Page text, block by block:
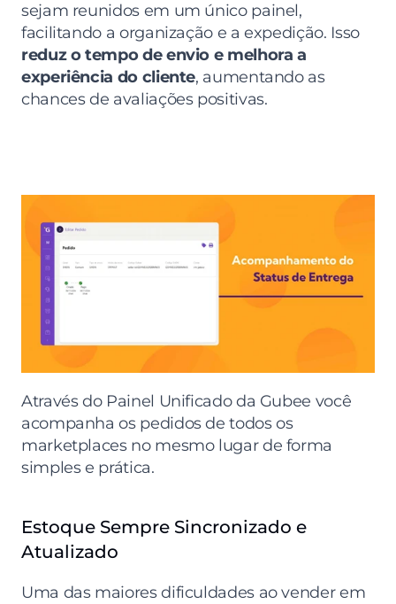
sejam reunidos em um único painel,
facilitando a organização e a expedição. Isso
reduz o tempo de envio e melhora a
experiência do cliente, aumentando as
chances de avaliações positivas.
Através do Painel Unificado da Gubee você
acompanha os pedidos de todos os
marketplaces no mesmo lugar de forma
simples e prática.
Estoque Sempre Sincronizado e
Atualizado
Uma das maiores dificuldades ao vender em